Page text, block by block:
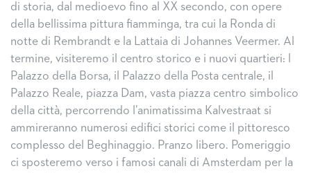
di storia, dal medioevo fino al XX secondo, con opere
della bellissima pittura fiamminga, tra cui la Ronda di
notte di Rembrandt e la Lattaia di Johannes Veermer. Al
termine, visiteremo il centro storico e i nuovi quartieri: l
Palazzo della Borsa, il Palazzo della Posta centrale, il
Palazzo Reale, piazza Dam, vasta piazza centro simbolico
della città, percorrendo l’animatissima Kalvestraat si
ammireranno numerosi edifici storici come il pittoresco
complesso del Beghinaggio. Pranzo libero. Pomeriggio
ci sposteremo verso i famosi canali di Amsterdam per la